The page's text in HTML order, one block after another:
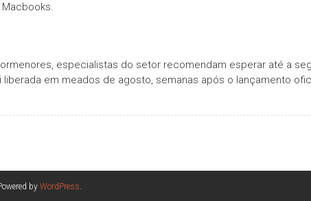
especialistas do setor recomendam esperar até a
em meados de agosto, semanas após o lançamento
by WordPress.